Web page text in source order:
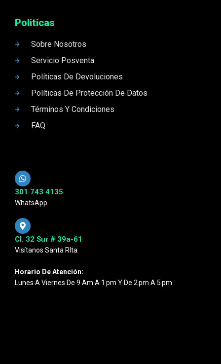
Politicas
Sobre Nosotros
Servicio Posventa
Políticas De Devoluciones
Políticas De Protección De Datos
Términos Y Condiciones
FAQ
301 743 4135
WhatsApp
Cl. 32 Sur # 39a-61
Visítanos Santa RIta
Horario De Atención:
Lunes A Viernes De 9 Am A 1 Pm Y De 2 Pm A 5 Pm